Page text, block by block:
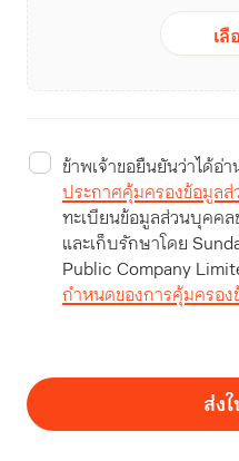
เ
ข้าพเจ้าขอยืนยันว่าได้อ่า
ประกาศคุ้มครองข้อมูล
ทะเบียนข้อมูลส่วนบุคคล
และเก็บรักษาโดย
Public Company
กำหนดของการคุ้มครอ
ส่ง